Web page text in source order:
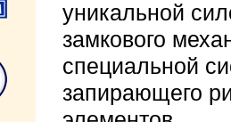
уникальной
замкового
специальной
запирающего